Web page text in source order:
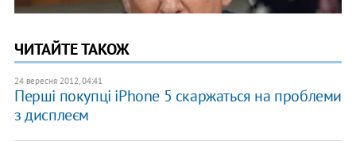
ЧИТАЙТЕ ТАКОЖ
24 вересня 2012, 04:41
Перші покупці iPhone 5 скаржаться на проблеми
з дисплеєм